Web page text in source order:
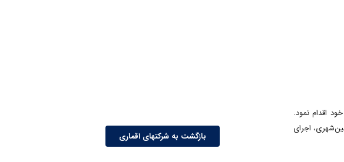
خود اقدام نمود.
و بین‌شهری، اجرای
بازگشت به شرکتهای اقماری